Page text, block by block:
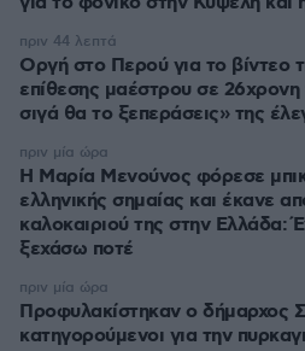
Οργή στο Περού για το βίντεο
επίθεσης μαέστρου σε 26χρονη
σιγά θα το ξεπεράσεις» της
πριν 44 λεπτά
Η Μαρία Μενούνος φόρεσε
ελληνικής σημαίας και έκανε
καλοκαιριού της στην Ελλάδα:
ξεχάσω ποτέ
πριν μία ώρα
Προφυλακίστηκαν ο δήμαρχος
κατηγορούμενοι για την
πριν μία ώρα